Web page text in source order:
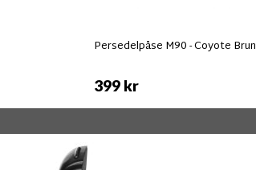
Persedelpåse M90 - Coyote Brun
399 kr